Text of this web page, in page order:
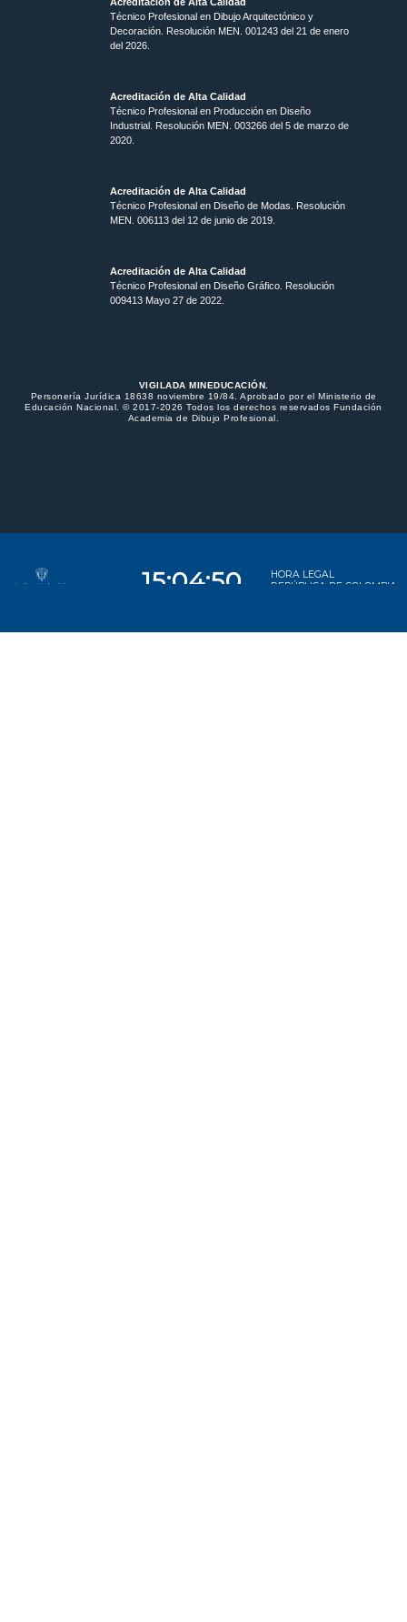
Técnico Profesional en Dibujo Arquitectónico y
Decoración. Resolución MEN. 001243 del 21 de enero
del 2026.
Acreditación de Alta Calidad
Técnico Profesional en Producción en Diseño
Industrial. Resolución MEN. 003266 del 5 de marzo de
2020.
Acreditación de Alta Calidad
Técnico Profesional en Diseño de Modas. Resolución
MEN. 006113 del 12 de junio de 2019.
Acreditación de Alta Calidad
Técnico Profesional en Diseño Gráfico. Resolución
009413 Mayo 27 de 2022.
VIGILADA MINEDUCACIÓN.
Personería Jurídica 18638 noviembre 19/84. Aprobado por el Ministerio de
Educación Nacional. © 2017-2026 Todos los derechos reservados Fundación
Academia de Dibujo Profesional.